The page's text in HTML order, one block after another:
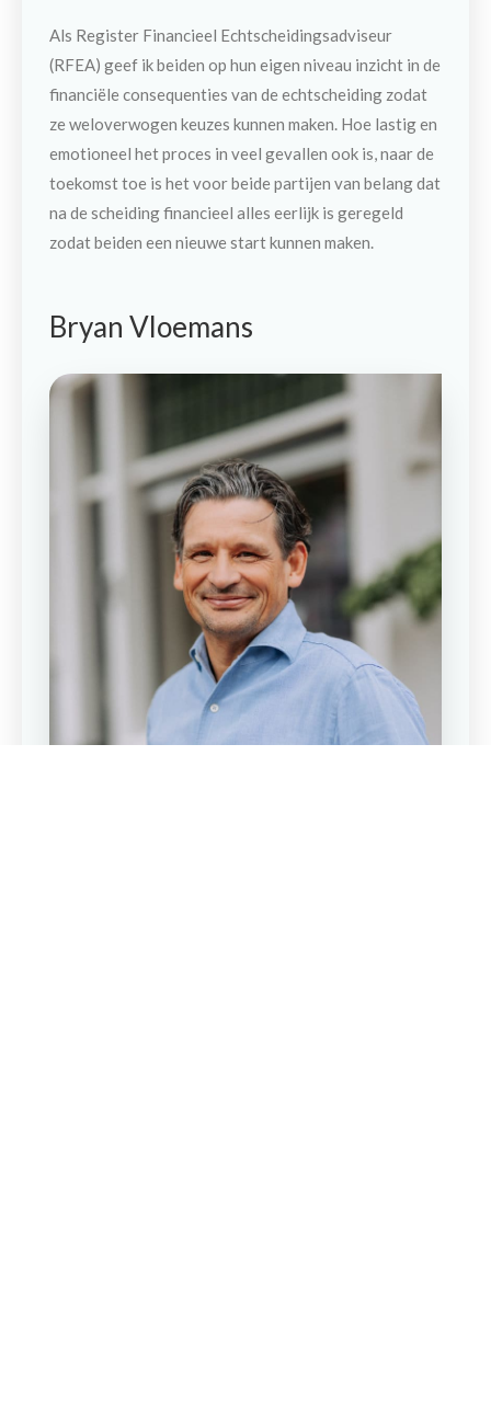
Als Register Financieel Echtscheidingsadviseur
(RFEA) geef ik beiden op hun eigen niveau inzicht in de
financiële consequenties van de echtscheiding zodat
ze weloverwogen keuzes kunnen maken. Hoe lastig en
emotioneel het proces in veel gevallen ook is, naar de
toekomst toe is het voor beide partijen van belang dat
na de scheiding financieel alles eerlijk is geregeld
zodat beiden een nieuwe start kunnen maken.
Bryan Vloemans
Contact Maak een afspraak